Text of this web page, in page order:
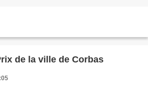
de la ville de Corbas